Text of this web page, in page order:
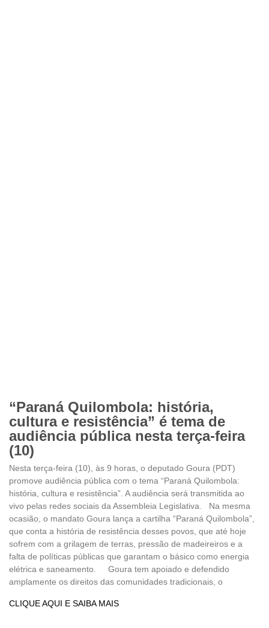
“Paraná Quilombola: história,
cultura e resistência” é tema de
audiência pública nesta terça-feira
(10)
Nesta terça-feira (10), às 9 horas, o deputado Goura (PDT)
promove audiência pública com o tema “Paraná Quilombola:
história, cultura e resistência”. A audiência será transmitida ao
vivo pelas redes sociais da Assembleia Legislativa. Na mesma
ocasião, o mandato Goura lança a cartilha “Paraná Quilombola”,
que conta a história de resistência desses povos, que até hoje
sofrem com a grilagem de terras, pressão de madeireiros e a
falta de políticas públicas que garantam o básico como energia
elétrica e saneamento. Goura tem apoiado e defendido
amplamente os direitos das comunidades tradicionais, o
CLIQUE AQUI E SAIBA MAIS